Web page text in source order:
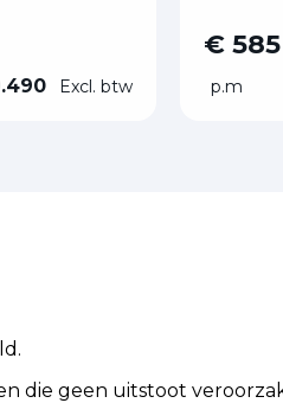
Excl. btw
€ 585
p.m
die geen uitstoot